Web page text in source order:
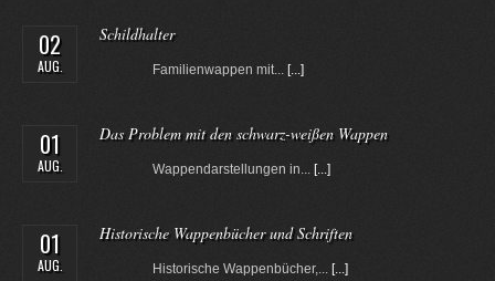
02
AUG.
Schildhalter
Familienwappen mit... [...]
01
AUG.
Das Problem mit den schwarz-weißen Wappen
Wappendarstellungen in... [...]
01
AUG.
Historische Wappenbücher und Schriften
Historische Wappenbücher,... [...]